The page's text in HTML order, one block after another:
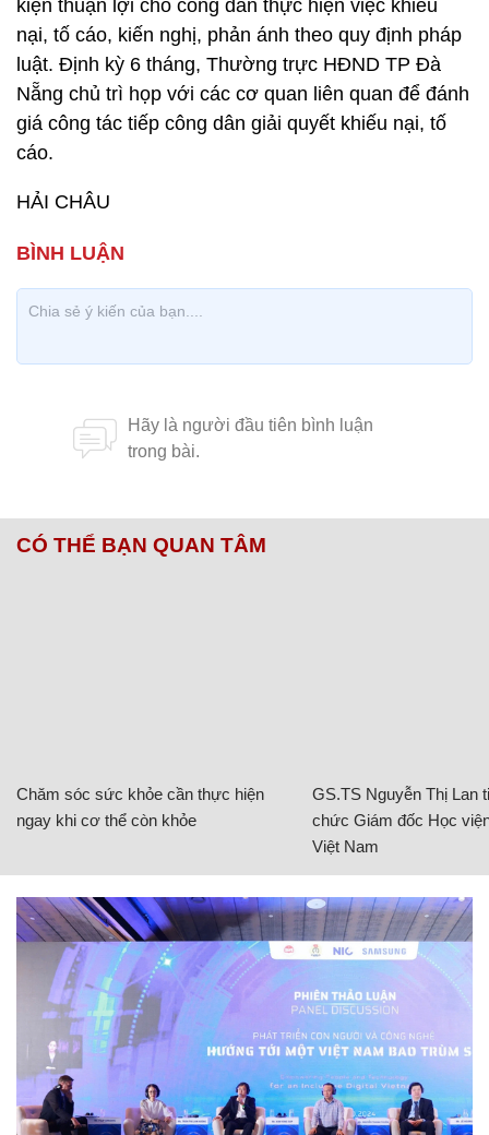
kiện thuận lợi cho công dân thực hiện việc khiếu
nại, tố cáo, kiến nghị, phản ánh theo quy định pháp
luật. Định kỳ 6 tháng, Thường trực HĐND TP Đà
Nẵng chủ trì họp với các cơ quan liên quan để đánh
giá công tác tiếp công dân giải quyết khiếu nại, tố
cáo.
HẢI CHÂU
CÓ THỂ BẠN QUAN TÂM
Chăm sóc sức khỏe cần thực hiện
ngay khi cơ thể còn khỏe
GS.TS Nguyễn Thị Lan
chức Giám đốc Học
Việt Nam